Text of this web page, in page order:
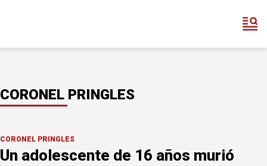
CORONEL PRINGLES
CORONEL PRINGLES
Un adolescente de 16 años murió